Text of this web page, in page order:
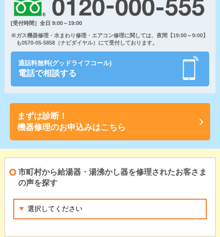
[受付時間］全日 9:00～19:00
※ガス機器修理・水まわり修理・エアコン修理に関しては、夜間【19:00～9:00】
も0570-05-5858（ナビダイヤル）にて受付しております。
通話料無料(グッドライフコール)
電話で相談する
まずは診断！
機器修理のお申込みはこちら
市町村から給湯器・湯沸かし器を修理されたお客さま
の声を探す